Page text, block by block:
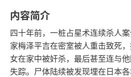
内容简介
四十年前，一桩占星术连续杀人
家梅泽平吉在密室被人重击致死
女在家中被奸杀，最后甚至连与
失踪。尸体陆续被发现埋在日本